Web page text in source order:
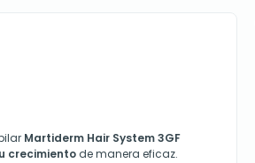
Martiderm Hair System 3GF
crecimiento de manera eficaz.